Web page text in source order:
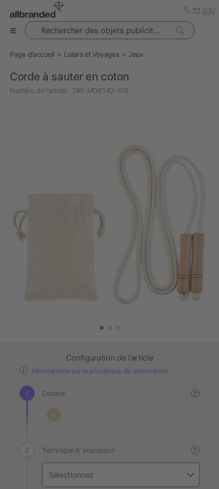
Rechercher des objets publicitaires
Page d’accueil Loisirs et Voyages Jeux
Corde à sauter en coton
Numéro de l’article : 740-MO6140-108
Configuration de l’article
Informations sur le processus de commande
Couleur ?
Technique d´impression ?